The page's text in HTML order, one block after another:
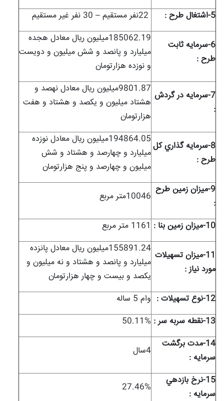
5-اشتغال طرح :
22نفر مستقیم – 30 نفر غیر مستقیم
6-سرمايه ثابت
طرح :
185062.19میلیون ریال معادل هجده
میلیارد و پانصد و شش میلیون و دویست
و نوزده هزارتومان
7-سرمايه در گردش
:
9801.87میلیون ریال معادل نهصد و
هشتاد میلیون و یکصد و هشتاد و هفت
هزارتومان
8-سرمايه گذاري کل
طرح :
194864.05میلیون ریال معادل نوزده
میلیارد و چهارصد و هشتاد و شش
میلیون و چهارصد و پنج هزارتومان
9-ميزان زمين طرح
:
10046متر مربع
10-ميزان زمين بنا : 1161 متر مربع
11-ميزان تسهيلات
مورد نياز :
155891.24میلیون ریال معادل پانزده
میلیارد و پانصد و هشتاد و نه میلیون و
یکصد و بیست و چهار هزارتومان
12-نوع تسهيلات :
وام 5 ساله
13-نقطه سربه سر :
50.11%
14-مدت برگشت
سرمايه :
4سال
15-نرخ بازدهي
سرمايه :
27.46%